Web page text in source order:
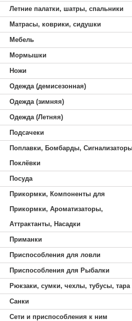
Летние палатки, шатры, спальники
Матрасы, коврики, сидушки
Мебель
Мормышки
Ножи
Одежда (демисезонная)
Одежда (зимняя)
Одежда (Летняя)
Подсачеки
Поплавки, Бомбарды,
Поклёвки
Посуда
Прикормки, Компоненты для
Прикормки, Ароматизаторы,
Аттрактанты, Насадки
Приманки
Приспособления для ловли
Приспособления для Рыбалки
Рюкзаки, сумки, чехлы, тубусы, тара
Санки
Сети и приспособления к ним